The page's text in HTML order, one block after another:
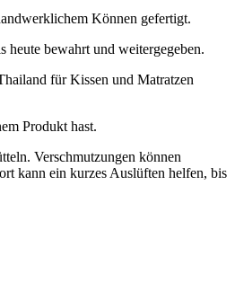
Können gefertigt.
bewahrt und weitergegeben.
für Kissen und Matratzen
Produkt hast.
Verschmutzungen können
kann ein kurzes Auslüften helfen, bis